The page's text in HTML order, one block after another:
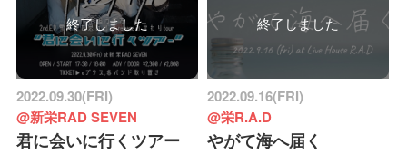
終了しました
2022.09.30(FRI)
@新栄RAD SEVEN
君に会いに行くツアー
終了しました
2022.09.16(FRI)
@栄R.A.D
やがて海へ届く